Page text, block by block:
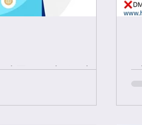
톡 문의 응대 시